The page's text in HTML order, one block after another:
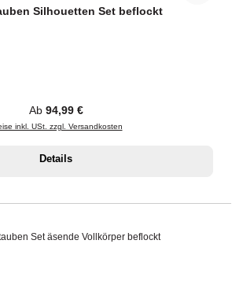
Silhouetten Set beflockt
Regulärer Preis:
Ab 94,99 €
inkl. USt. zzgl. Versandkosten
Details